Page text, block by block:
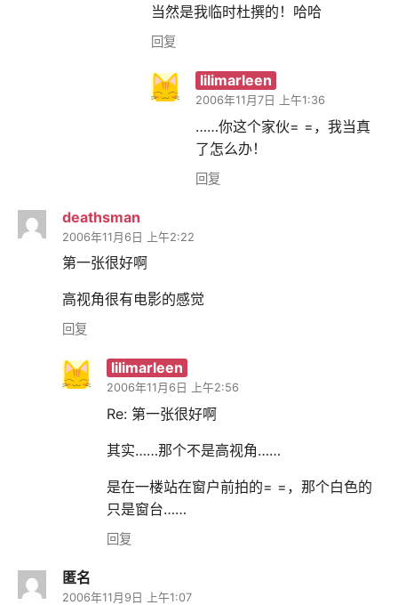
当然是我临时杜撰的！哈哈
回复
lilimarleen
2006年11月7日 上午1:36
……你这个家伙= =，我当真
了怎么办！
回复
deathsman
2006年11月6日 上午2:22
第一张很好啊
高视角很有电影的感觉
回复
lilimarleen
2006年11月6日 上午2:56
Re: 第一张很好啊
其实……那个不是高视角……
是在一楼站在窗户前拍的= =，那个白色的
只是窗台……
回复
匿名
2006年11月9日 上午1:07